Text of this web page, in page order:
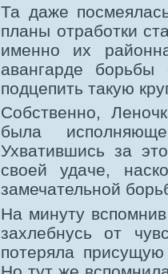
Та даже
планы отработки
именно их
авангарде
подцепить такую
Собственно,
была
Ухватившись за
своей удаче,
замечательной
На минуту
захлебнусь от
потеряла